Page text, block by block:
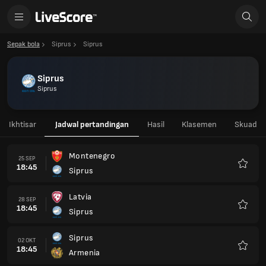
Sepak bola Siprus Siprus
Siprus
Siprus
Ikhtisar Jadwal pertandingan Hasil Klasemen Skuad
25 SEP
18:45
Montenegro
Siprus
28 SEP
18:45
Latvia
Siprus
02 OKT
18:45
Siprus
Armenia